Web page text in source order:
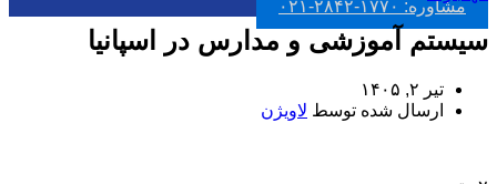
مشاوره: ۱۷۷۰-۲۸۴۲-۰۲۱
سیستم آموزشی و مدارس در اسپانیا
تیر ۲, ۱۴۰۵
ارسال شده توسط لاویژن